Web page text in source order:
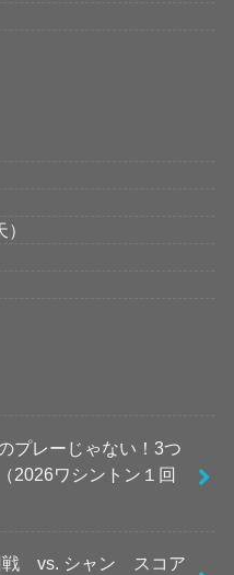
プレーじゃない！3つ
2026ワシントン１回
戦 vs. シャン スコア